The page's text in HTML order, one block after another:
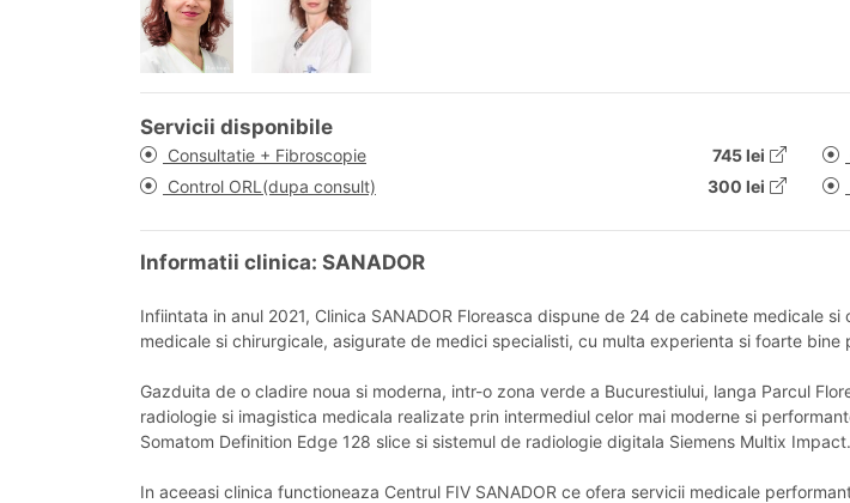
Servicii disponibile
Consultatie + Fibroscopie 745 lei
Control ORL(dupa consult)
300 lei
Informatii clinica: SANADOR
Infiintata in anul 2021, Clinica SANADOR Floreasca dispune de 24 de cabinete medicale
medicale si chirurgicale, asigurate de medici specialisti, cu multa experienta si foarte bine
Gazduita de o cladire noua si moderna, intr-o zona verde a Bucurestiului, langa Parcul
radiologie si imagistica medicala realizate prin intermediul celor mai moderne si
Somatom Definition Edge 128 slice si sistemul de radiologie digitala Siemens Multix Impact.
In aceeasi clinica functioneaza Centrul FIV SANADOR ce ofera servicii medicale